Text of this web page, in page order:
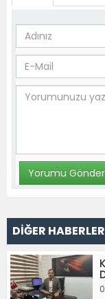
DİĞER HABERLER